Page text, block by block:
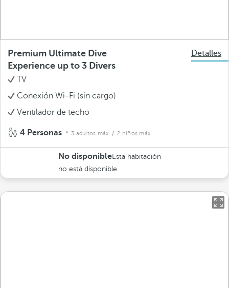
Premium Ultimate Dive
Experience up to 3 Divers
Detalles
TV
Conexión Wi-Fi (sin cargo)
Ventilador de techo
4 Personas 3 adultos máx. / 2 niños máx.
No disponibleEsta habitación
no está disponible.